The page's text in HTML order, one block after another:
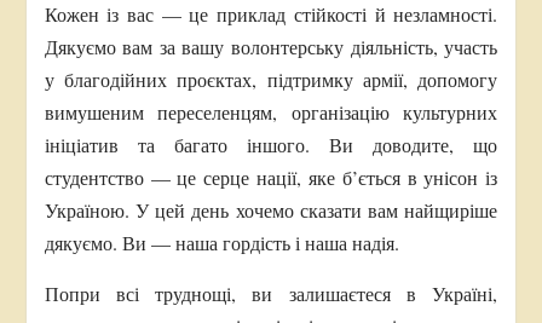
Кожен із вас — це приклад стійкості й незламності.
Дякуємо вам за вашу волонтерську діяльність, участь
у благодійних проєктах, підтримку армії, допомогу
вимушеним переселенцям, організацію культурних
ініціатив та багато іншого. Ви доводите, що
студентство — це серце нації, яке б’ється в унісон із
Україною. У цей день хочемо сказати вам найщиріше
дякуємо. Ви — наша гордість і наша надія.
Попри всі труднощі, ви залишаєтеся в Україні,